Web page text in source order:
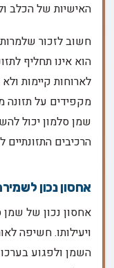
האישיות של הכלב
חשוב לזכור
הוא אינו תחליף
לארוחות קיימות
מקפידים על תזונה
שמן סלמון יכול
הרכיבים
אחסון נכון
אחסון נכון של שמן
ויעילותו. חשיפה
השמן ולפגוע